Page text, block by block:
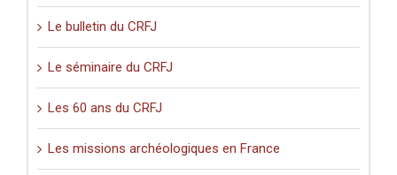
Le bulletin du CRFJ
Le séminaire du CRFJ
Les 60 ans du CRFJ
Les missions archéologiques en France